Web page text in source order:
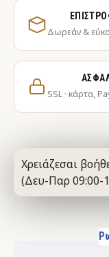
Δωρεάν &
SSL · κάρτα,
Χρειάζεσαι
(Δευ-Παρ 09:00-